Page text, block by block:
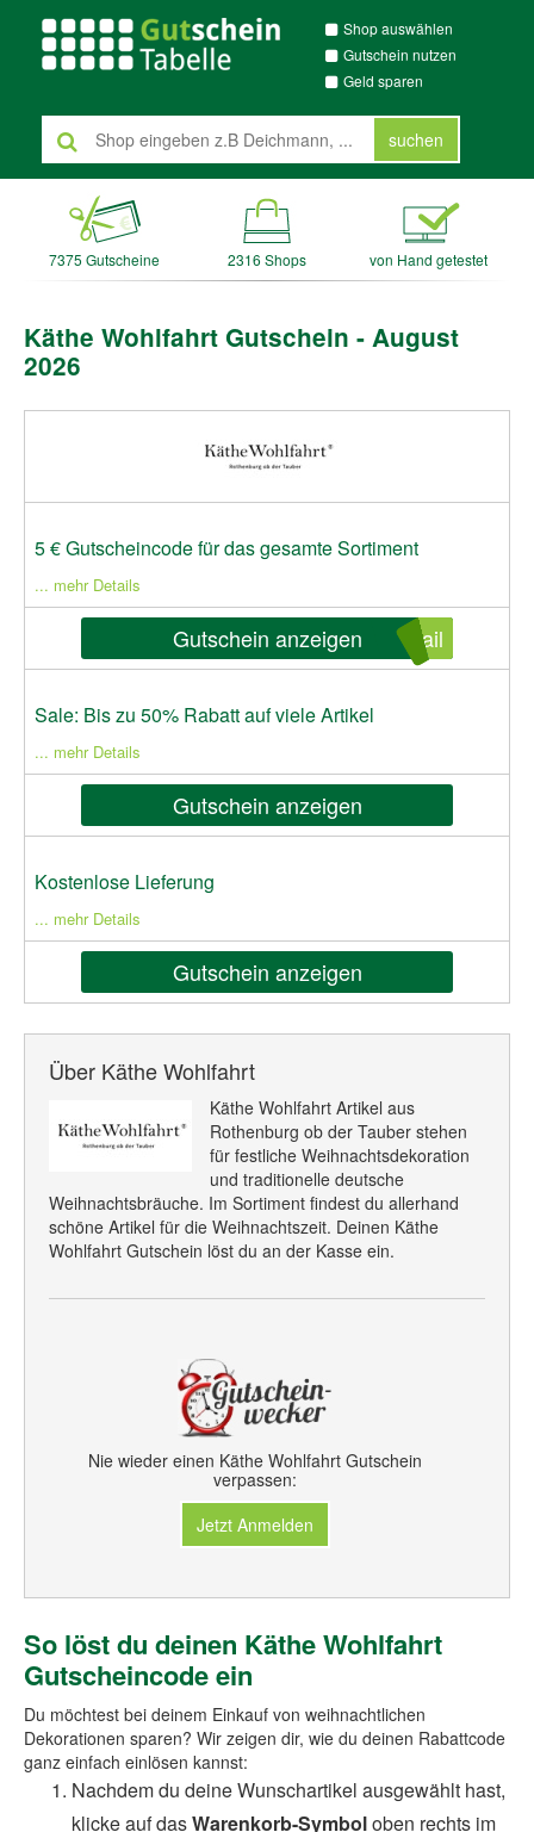
Shop auswählen
Gutschein nutzen
Geld sparen
suchen
7375 Gutscheine 2316 Shops von Hand getestet
Käthe Wohlfahrt Gutschein - August
2026
5 € Gutscheincode für das gesamte Sortiment
... mehr Details
Gutschein anzeigen ail
Sale: Bis zu 50% Rabatt auf viele Artikel
... mehr Details
Gutschein anzeigen
Kostenlose Lieferung
... mehr Details
Gutschein anzeigen
Über Käthe Wohlfahrt
Käthe Wohlfahrt Artikel aus
Rothenburg ob der Tauber stehen
für festliche Weihnachtsdekoration
und traditionelle deutsche
Weihnachtsbräuche. Im Sortiment findest du allerhand
schöne Artikel für die Weihnachtszeit. Deinen Käthe
Wohlfahrt Gutschein löst du an der Kasse ein.
Nie wieder einen Käthe Wohlfahrt Gutschein
verpassen:
Jetzt Anmelden
So löst du deinen Käthe Wohlfahrt
Gutscheincode ein
Du möchtest bei deinem Einkauf von weihnachtlichen
Dekorationen sparen? Wir zeigen dir, wie du deinen Rabattcode
ganz einfach einlösen kannst:
Nachdem du deine Wunschartikel ausgewählt hast,
klicke auf dasWarenkorb-Symboloben rechts im